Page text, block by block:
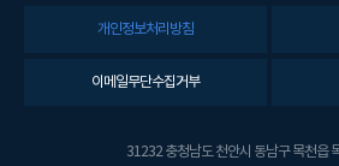
개인정보처리방침
이메일무단수집거부
31232 충청남도 천안시 동남구 목천읍